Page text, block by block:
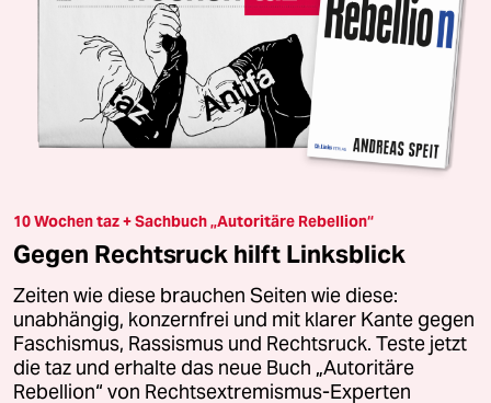
10 Wochen taz + Sachbuch „Autoritäre Rebellion“
Gegen Rechtsruck hilft Linksblick
Zeiten wie diese brauchen Seiten wie diese:
unabhängig, konzernfrei und mit klarer Kante gegen
Faschismus, Rassismus und Rechtsruck. Teste jetzt
die taz und erhalte das neue Buch „Autoritäre
Rebellion“ von Rechtsextremismus-Experten